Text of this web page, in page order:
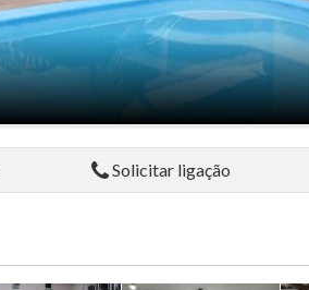
Solicitar ligação